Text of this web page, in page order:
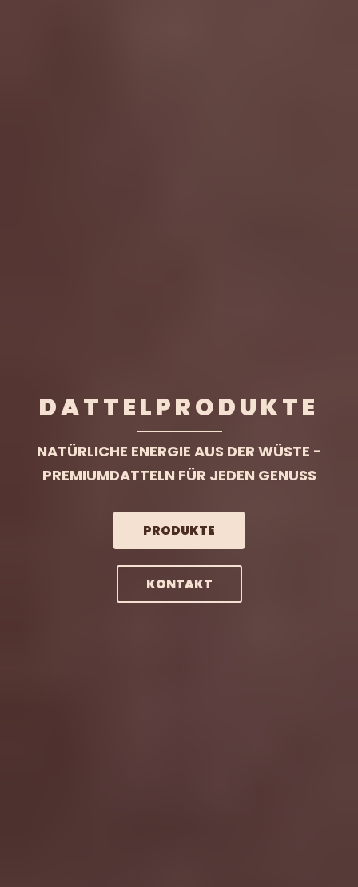
DATTELPRODUKTE
NATÜRLICHE ENERGIE AUS DER WÜSTE -
PREMIUMDATTELN FÜR JEDEN GENUSS
PRODUKTE
KONTAKT